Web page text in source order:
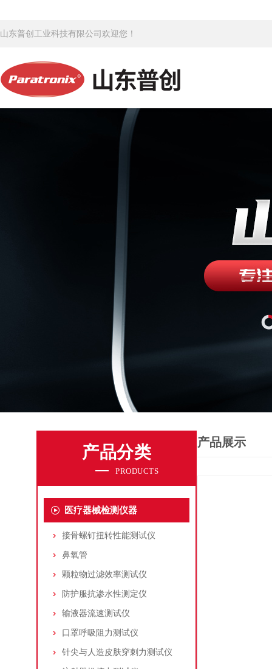
山东普创工业科技有限公司欢迎您！
产品分类
PRODUCTS
医疗器械检测仪器
接骨螺钉扭转性能测试仪
鼻氧管
颗粒物过滤效率测试仪
防护服抗渗水性测定仪
输液器流速测试仪
口罩呼吸阻力测试仪
针尖与人造皮肤穿刺力测试仪
产品展示